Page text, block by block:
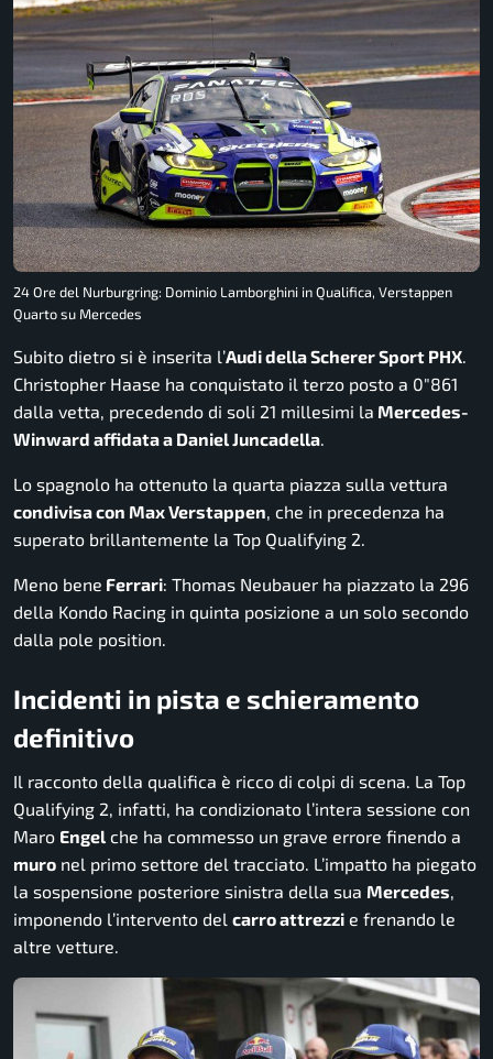
24 Ore del Nurburgring: Dominio Lamborghini in Qualifica, Verstappen
Quarto su Mercedes
Subito dietro si è inserita l’Audi della Scherer Sport PHX.
Christopher Haase ha conquistato il terzo posto a 0″861
dalla vetta, precedendo di soli 21 millesimi la Mercedes-
Winward affidata a Daniel Juncadella.
Lo spagnolo ha ottenuto la quarta piazza sulla vettura
condivisa con Max Verstappen, che in precedenza ha
superato brillantemente la Top Qualifying 2.
Meno bene Ferrari: Thomas Neubauer ha piazzato la 296
della Kondo Racing in quinta posizione a un solo secondo
dalla pole position.
Incidenti in pista e schieramento
definitivo
Il racconto della qualifica è ricco di colpi di scena. La Top
Qualifying 2, infatti, ha condizionato l’intera sessione con
Maro Engel che ha commesso un grave errore finendo a
muro nel primo settore del tracciato. L’impatto ha piegato
la sospensione posteriore sinistra della sua Mercedes,
imponendo l’intervento del carro attrezzi e frenando le
altre vetture.